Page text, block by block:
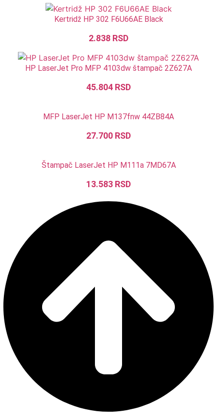
Kertridž HP 302 F6U66AE Black
2.838 RSD
HP LaserJet Pro MFP 4103dw štampač 2Z627A
45.804 RSD
MFP LaserJet HP M137fnw 44ZB84A
27.700 RSD
Štampač LaserJet HP M111a 7MD67A
13.583 RSD